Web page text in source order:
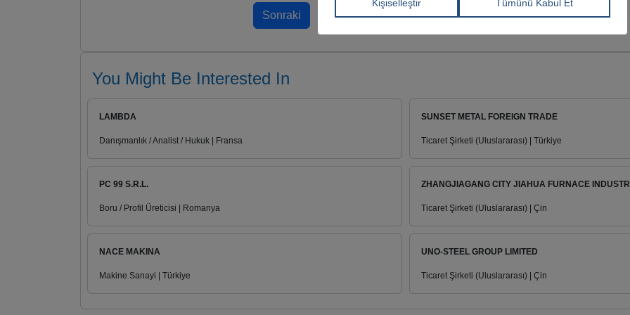
You Might Be Interested In
LAMBDA
Danışmanlık / Analist / Hukuk | Fransa
SUNSET METAL FOREIGN TRADE
Ticaret Şirketi (Uluslararası) | Türkiye
PC 99 S.R.L.
Boru / Profil Üreticisi | Romanya
ZHANGJIAGANG CITY JIAHUA FURNACE
Ticaret Şirketi (Uluslararası) | Çin
NACE MAKINA
Makine Sanayi | Türkiye
UNO-STEEL GROUP LIMITED
Ticaret Şirketi (Uluslararası) | Çin